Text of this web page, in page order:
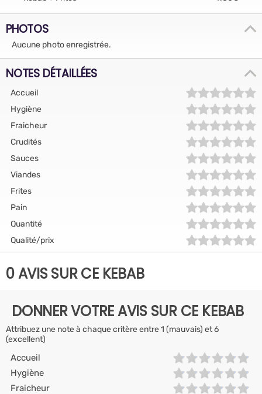
PHOTOS
Aucune photo enregistrée.
NOTES DÉTAILLÉES
Accueil
Hygiène
Fraicheur
Crudités
Sauces
Viandes
Frites
Pain
Quantité
Qualité/prix
0 AVIS SUR CE KEBAB
DONNER VOTRE AVIS SUR CE KEBAB
Attribuez une note à chaque critère entre 1 (mauvais) et 6
(excellent)
Accueil
Hygiène
Fraicheur